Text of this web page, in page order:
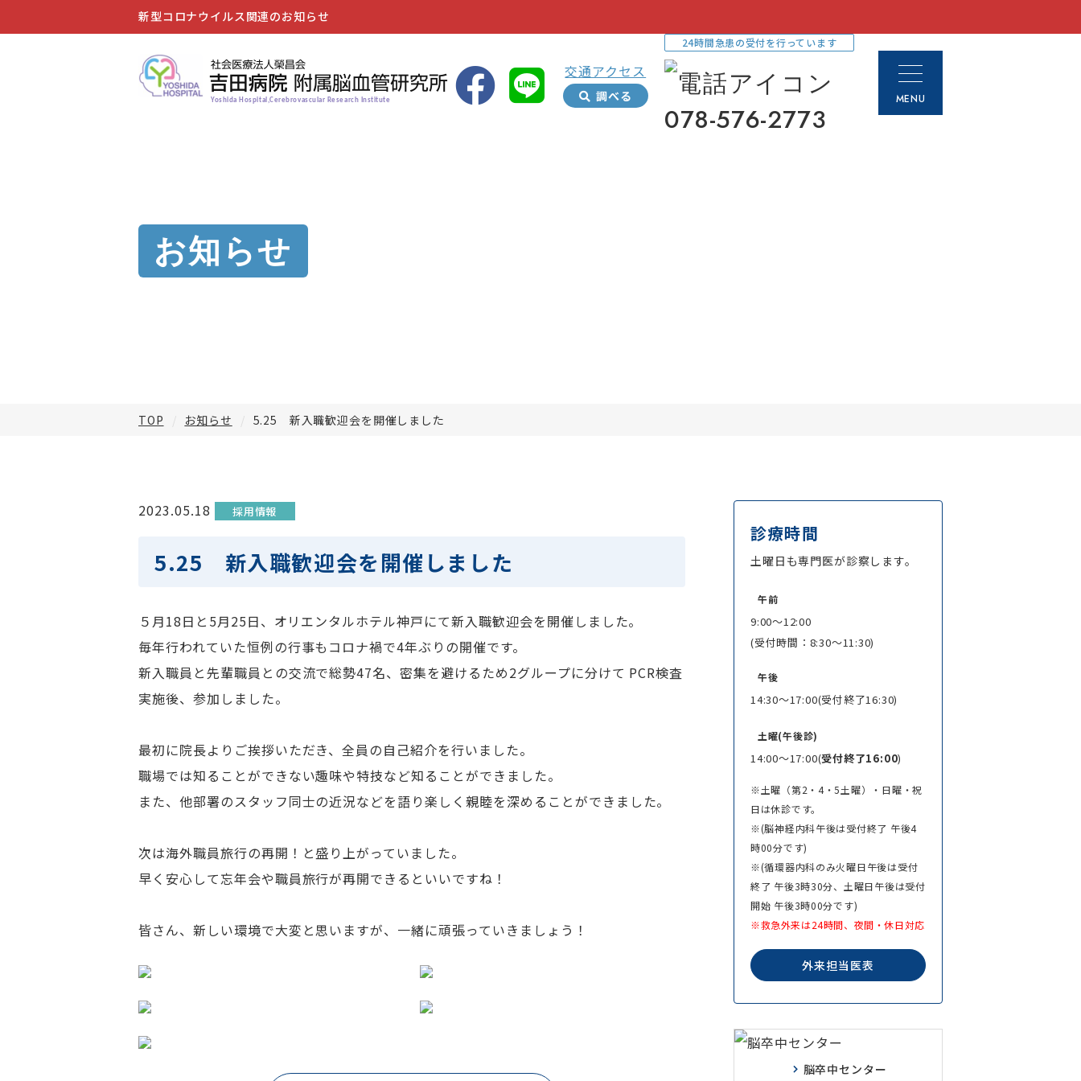
新型コロナウイルス関連のお知らせ
Yoshida Hospital,Cerebrovascular Research Institute
交通アクセス
調べる
24時間急患の受付を行っています
078-576-2773
MENU
お知らせ
TOP お知らせ 5.25 新入職歓迎会を開催しました
2023.05.18 採用情報
5.25 新入職歓迎会を開催しました
５月18日と5月25日、オリエンタルホテル神戸にて新入職歓迎会を開催しました。
毎年行われていた恒例の行事もコロナ禍で4年ぶりの開催です。
新入職員と先輩職員との交流で総勢47名、密集を避けるため2グループに分けて PCR検査
実施後、参加しました。
最初に院長よりご挨拶いただき、全員の自己紹介を行いました。
職場では知ることができない趣味や特技など知ることができました。
また、他部署のスタッフ同士の近況などを語り楽しく親睦を深めることができました。
次は海外職員旅行の再開！と盛り上がっていました。
早く安心して忘年会や職員旅行が再開できるといいですね！
皆さん、新しい環境で大変と思いますが、一緒に頑張っていきましょう！
診療時間
土曜日も専門医が診察します。
午前
9:00～12:00
(受付時間：8:30～11:30)
午後
14:30～17:00(受付終了16:30)
土曜(午後診)
14:00～17:00(受付終了16:00)
※土曜（第2・4・5土曜）・日曜・祝
日は休診です。
※(脳神経内科午後は受付終了 午後4
時00分です)
※(循環器内科のみ火曜日午後は受付
終了 午後3時30分、土曜日午後は受付
開始 午後3時00分です)
※救急外来は24時間、夜間・休日対応
外来担当医表
脳卒中センター